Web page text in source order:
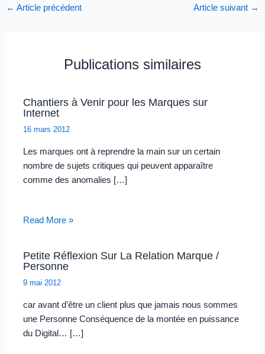
← Article précédent Article suivant →
Publications similaires
Chantiers à Venir pour les Marques sur
Internet
16 mars 2012
Les marques ont à reprendre la main sur un certain
nombre de sujets critiques qui peuvent apparaître
comme des anomalies […]
Read More »
Petite Réflexion Sur La Relation Marque /
Personne
9 mai 2012
car avant d’être un client plus que jamais nous sommes
une Personne Conséquence de la montée en puissance
du Digital… […]